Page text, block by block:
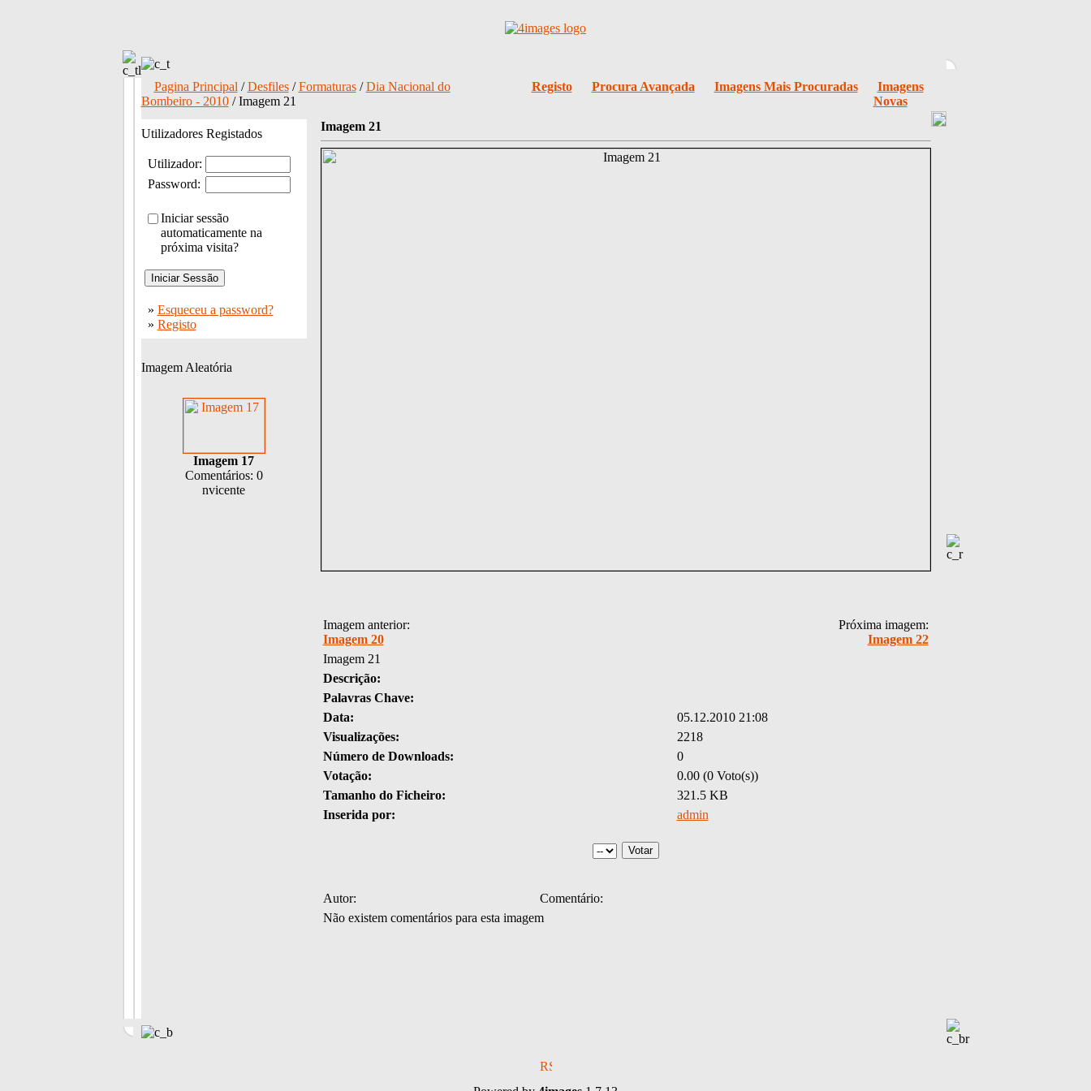
Pagina Principal /Desfiles/Formaturas/Dia Nacional do
Bombeiro - 2010/ Imagem 21
Registo Procura Avançada Imagens Mais Procuradas
Imagens
Novas
Utilizadores Registados
Utilizador:
Password:
Iniciar sessão
automaticamente na
próxima visita?
» Esqueceu a password?
» Registo
Imagem Aleatória
Imagem 17
Comentários: 0
nvicente
Imagem 21
Imagem anterior:
Imagem 20
Próxima imagem:
Imagem 22
Imagem 21
Descrição:
Palavras Chave:
Data:
05.12.2010 21:08
Visualizações:
2218
Número de Downloads:
0
Votação:
0.00 (0 Voto(s))
Tamanho do Ficheiro:
321.5 KB
Inserida por:
admin
Autor:
Comentário:
Não existem comentários para esta imagem